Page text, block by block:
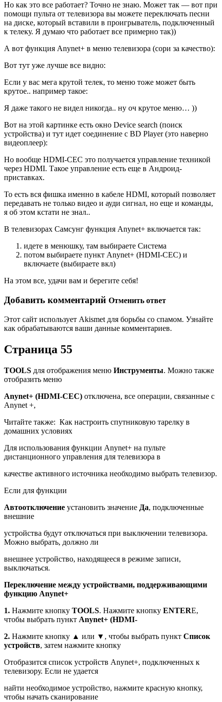
Но как это все работает? Точно не знаю. Может так — вот при
помощи пульта от телевизора вы можете переключать песни
на диске, который вставили в проигрыватель, подключенный
к телеку. Я думаю что работает все примерно так))
А вот функция Anynet+ в меню телевизора (сори за качество):
Вот тут уже лучше все видно:
Если у вас мега крутой телек, то меню тоже может быть
крутое.. например такое:
Я даже такого не видел никогда.. ну оч крутое меню… ))
Вот на этой картинке есть окно Device search (поиск
устройства) и тут идет соединение с BD Player (это наверно
видеоплеер):
Но вообще HDMI-CEC это получается управление техникой
через HDMI. Такое управление есть еще в Андроид-
приставках.
То есть вся фишка именно в кабеле HDMI, который позволяет
передавать не только видео и ауди сигнал, но еще и команды,
я об этом кстати не знал..
В телевизорах Самсунг функция Anynet+ включается так:
идете в менюшку, там выбираете Система
потом выбираете пункт Anynet+ (HDMI-CEC) и
включаете (выбираете вкл)
На этом все, удачи вам и берегите себя!
Добавить комментарий Отменить ответ
Этот сайт использует Akismet для борьбы со спамом. Узнайте
как обрабатываются ваши данные комментариев.
Страница 55
TOOLS для отображения меню Инструменты. Можно также
отобразить меню
Anynet+ (HDMI-CEC) отключена, все операции, связанные с
Anynet +,
Читайте также: Как настроить спутниковую тарелку в
домашних условиях
Для использования функции Anynet+ на пульте
дистанционного управления для телевизора в
качестве активного источника необходимо выбрать телевизор.
Если для функции
Автоотключение установить значение Да, подключенные
внешние
устройства будут отключаться при выключении телевизора.
Можно выбрать, должно ли
внешнее устройство, находящееся в режиме записи,
выключаться.
Переключение между устройствами, поддерживающими
функцию Anynet+
1. Нажмите кнопку TOOLS. Нажмите кнопку ENTERE,
чтобы выбрать пункт Anynet+ (HDMI-
2. Нажмите кнопку ▲ или ▼, чтобы выбрать пункт Список
устройств, затем нажмите кнопку
Отобразится список устройств Anynet+, подключенных к
телевизору. Если не удается
найти необходимое устройство, нажмите красную кнопку,
чтобы начать сканирование